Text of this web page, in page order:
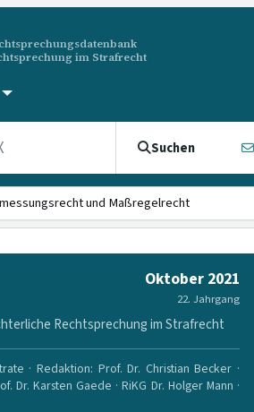
im Strafrecht
Suchen
und Maßregelrecht
Oktober 2021
22. Jahrgang
Rechtsprechung im Strafrecht
· Redaktion: Prof. Dr. Christian Becker ·
Dr. Karsten Gaede · RiKG Dr. Holger Mann ·